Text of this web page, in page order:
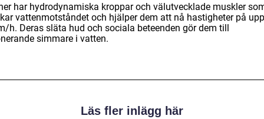
har hydrodynamiska kroppar och välutvecklade muskler
vattenmotståndet och hjälper dem att nå hastigheter på
h. Deras släta hud och sociala beteenden gör dem till
simmare i vatten.
Läs fler inlägg här